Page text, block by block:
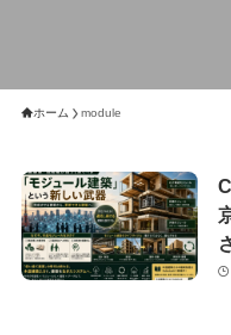
ホーム module